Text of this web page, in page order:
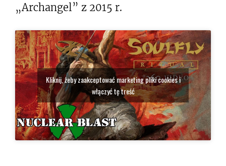
„Archangel” z 2015 r.
Kliknij, żeby zaakceptować marketing pliki cookies i
włączyć tę treść